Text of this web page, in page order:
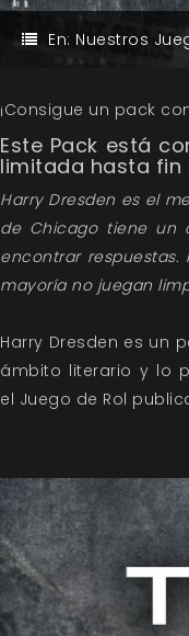
En: Nuestros
¡Consigue un pack
Este Pack está
limitada hasta fin
Harry Dresden es el
de Chicago tiene un
encontrar
mayoría no juegan
​Harry Dresden es un
ámbito literario y lo
el Juego de Rol